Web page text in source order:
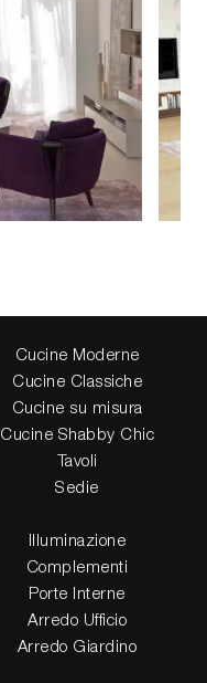
Cucine Moderne
Cucine Classiche
Cucine su misura
Cucine Shabby Chic
Tavoli
Sedie
Illuminazione
Complementi
Porte Interne
Arredo Ufficio
Arredo Giardino